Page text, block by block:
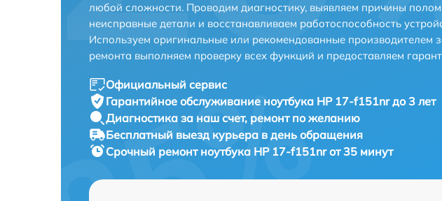
любой сложности. Проводим диагностику, выявляем причины
неисправные детали и восстанавливаем работоспособность
Используем оригинальные или рекомендованные производителем
ремонта выполняем проверку всех функций и предоставляем
Официальный сервис
Гарантийное обслуживание ноутбука HP 17-f151nr до 3 лет
Диагностика за наш счет, ремонт по желанию
Бесплатный выезд курьера в день обращения
Срочный ремонт ноутбука HP 17-f151nr от 35 минут